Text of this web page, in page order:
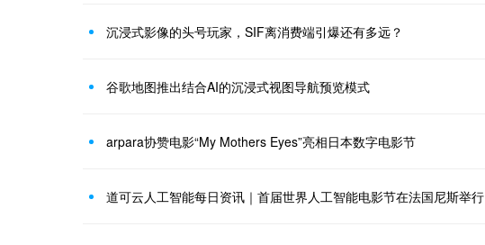
沉浸式影像的头号玩家，SIF离消费端引爆还有多远？
谷歌地图推出结合AI的沉浸式视图导航预览模式
arpara协赞电影“My Mothers Eyes”亮相日本数字电影节
道可云人工智能每日资讯｜首届世界人工智能电影节在法国尼斯举行